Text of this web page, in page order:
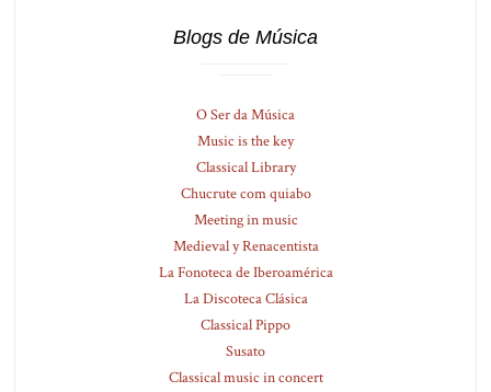
Blogs de Música
O Ser da Música
Music is the key
Classical Library
Chucrute com quiabo
Meeting in music
Medieval y Renacentista
La Fonoteca de Iberoamérica
La Discoteca Clásica
Classical Pippo
Susato
Classical music in concert